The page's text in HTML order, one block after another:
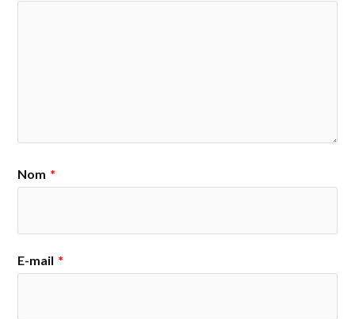
Nom *
E-mail *